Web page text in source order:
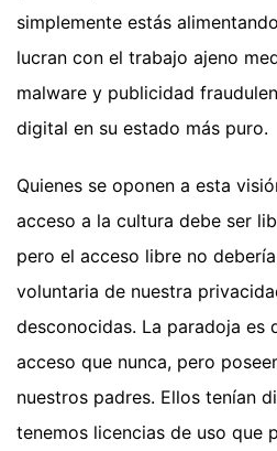
simplemente estás
lucran con el trabajo ajeno
malware y publicidad
digital en su estado más puro.
Quienes se oponen a esta
acceso a la cultura debe ser
pero el acceso libre no
voluntaria de nuestra
desconocidas. La paradoja es
acceso que nunca, pero
nuestros padres. Ellos tenían
tenemos licencias de uso que